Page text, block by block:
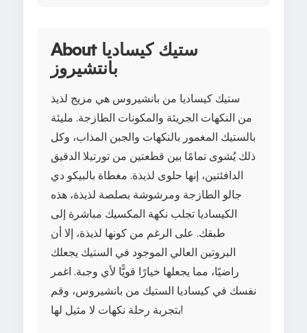
About ستيك كيساديا
بانتشيروز
ستيك كيساديا من بانشيروس هي مزيج لذيذ
من النكهات الجريئة والمكونات الطازجة. مليئة
بالستيك المغمور بالنكهات والجبن المذاب، وكل
ذلك يُشوى تمامًا بين قطعتين من تورتيلا الدقيق
الدافئتين، إنها حلوى لذيذة. مغطاة بالبيكو دي
جالو الطازجة ومرشوشة بصلصة لذيذة، هذه
الكيساديا تجلب نكهة المكسيك مباشرة إلى
طبقك. على الرغم من كونها لذيذة، إلا أن
البروتين العالي الموجود في الستيك يجعلك
راضيًا، مما يجعلها خيارًا قويًّا لأي وجبة. اغمر
نفسك في كيساديا الستيك من بانشيروس، وقم
بتجربة رحلة نكهات لا مثيل لها!